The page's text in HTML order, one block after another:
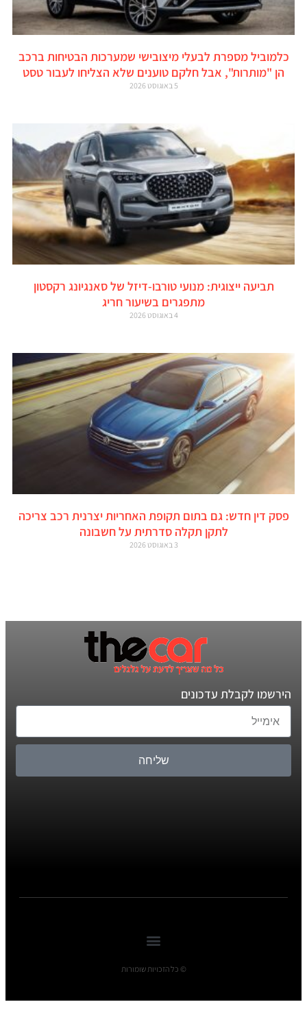
כלמוביל מספרת לבעלי מיצובישי שמערכות הבטיחות ברכב
הן "מותרות", אבל חלקם טוענים שלא הצליחו לעבור טסט
5 באוגוסט 2026
תביעה ייצוגית: מנועי טורבו-דיזל של סאנגיונג רקסטון
מתפגרים בשיעור חריג
4 באוגוסט 2026
פסק דין חדש: גם בתום תקופת האחריות יצרנית רכב צריכה
לתקן תקלה סדרתית על חשבונה
3 באוגוסט 2026
הירשמו לקבלת עדכונים
שליחה
© כל הזכויות שומורות